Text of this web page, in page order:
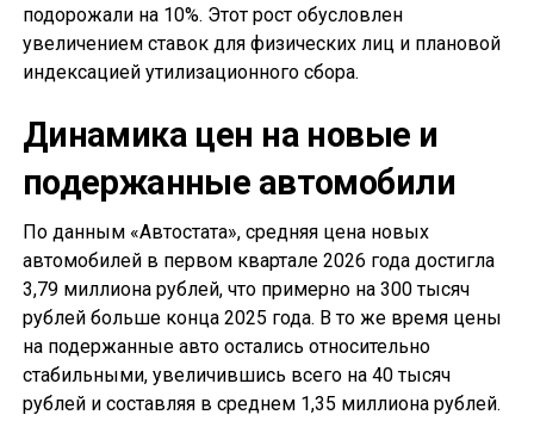
подорожали на 10%. Этот рост обусловлен
увеличением ставок для физических лиц и плановой
индексацией утилизационного сбора.
Динамика цен на новые и
подержанные автомобили
По данным «Автостата», средняя цена новых
автомобилей в первом квартале 2026 года достигла
3,79 миллиона рублей, что примерно на 300 тысяч
рублей больше конца 2025 года. В то же время цены
на подержанные авто остались относительно
стабильными, увеличившись всего на 40 тысяч
рублей и составляя в среднем 1,35 миллиона рублей.